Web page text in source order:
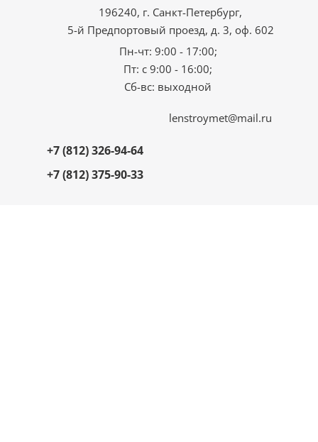
196240, г. Санкт-Петербург,
5-й Предпортовый проезд, д. 3, оф. 602
Пн-чт: 9:00 - 17:00;
Пт: с 9:00 - 16:00;
Сб-вс: выходной
+7 (812) 326-94-64
+7 (812) 375-90-33
lenstroymet@mail.ru